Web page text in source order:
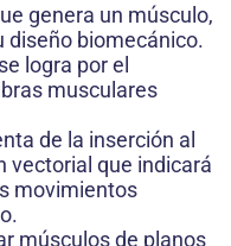
genera un músculo,
diseño biomecánico.
logra por el
musculares
de la inserción al
vectorial que indicará
movimientos
músculos de planos